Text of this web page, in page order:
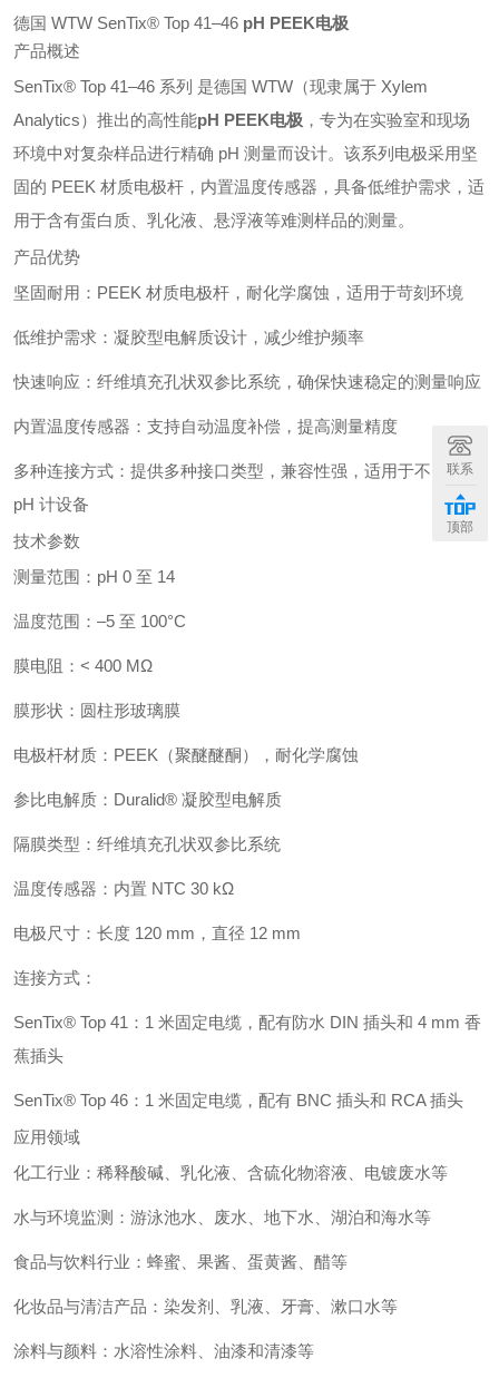
德国 WTW SenTix® Top 41–46 pH PEEK电极
产品概述
SenTix® Top 41–46 系列 是德国 WTW（现隶属于 Xylem
Analytics）推出的高性能pH PEEK电极 ，专为在实验室和现场
环境中对复杂样品进行精确 pH 测量而设计。该系列电极采用坚
固的 PEEK 材质电极杆，内置温度传感器，具备低维护需求，适
用于含有蛋白质、乳化液、悬浮液等难测样品的测量。
产品优势
坚固耐用：PEEK 材质电极杆，耐化学腐蚀，适用于苛刻环境
低维护需求：凝胶型电解质设计，减少维护频率
快速响应：纤维填充孔状双参比系统，确保快速稳定的测量响应
内置温度传感器：支持自动温度补偿，提高测量精度
多种连接方式：提供多种接口类型，兼容性强，适用于不同的
pH 计设备
技术参数
测量范围：pH 0 至 14
温度范围：–5 至 100°C
膜电阻：< 400 MΩ
膜形状：圆柱形玻璃膜
电极杆材质：PEEK（聚醚醚酮），耐化学腐蚀
参比电解质：Duralid® 凝胶型电解质
隔膜类型：纤维填充孔状双参比系统
温度传感器：内置 NTC 30 kΩ
电极尺寸：长度 120 mm，直径 12 mm
连接方式：
SenTix® Top 41：1 米固定电缆，配有防水 DIN 插头和 4 mm 香
蕉插头
SenTix® Top 46：1 米固定电缆，配有 BNC 插头和 RCA 插头
应用领域
化工行业：稀释酸碱、乳化液、含硫化物溶液、电镀废水等
水与环境监测：游泳池水、废水、地下水、湖泊和海水等
食品与饮料行业：蜂蜜、果酱、蛋黄酱、醋等
化妆品与清洁产品：染发剂、乳液、牙膏、漱口水等
涂料与颜料：水溶性涂料、油漆和清漆等
联系
顶部